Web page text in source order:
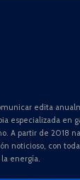
edita
especializada en
A partir de 2018
noticioso, con
energía.